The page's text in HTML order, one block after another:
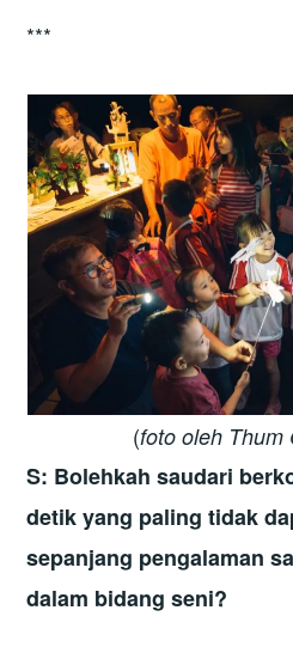
***
(foto oleh Thum
S: Bolehkah saudari
detik yang paling tidak
sepanjang pengalaman
dalam bidang seni?